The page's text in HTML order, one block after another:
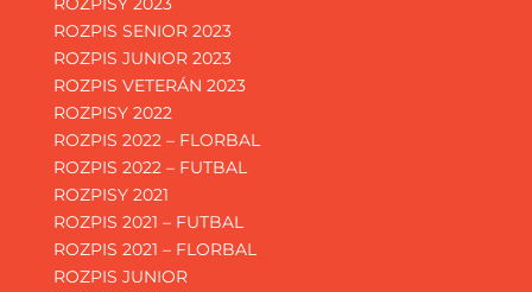
ROZPIS SENIOR 2023
ROZPIS JUNIOR 2023
ROZPIS VETERÁN 2023
ROZPISY 2022
ROZPIS 2022 – FLORBAL
ROZPIS 2022 – FUTBAL
ROZPISY 2021
ROZPIS 2021 – FUTBAL
ROZPIS 2021 – FLORBAL
ROZPIS JUNIOR